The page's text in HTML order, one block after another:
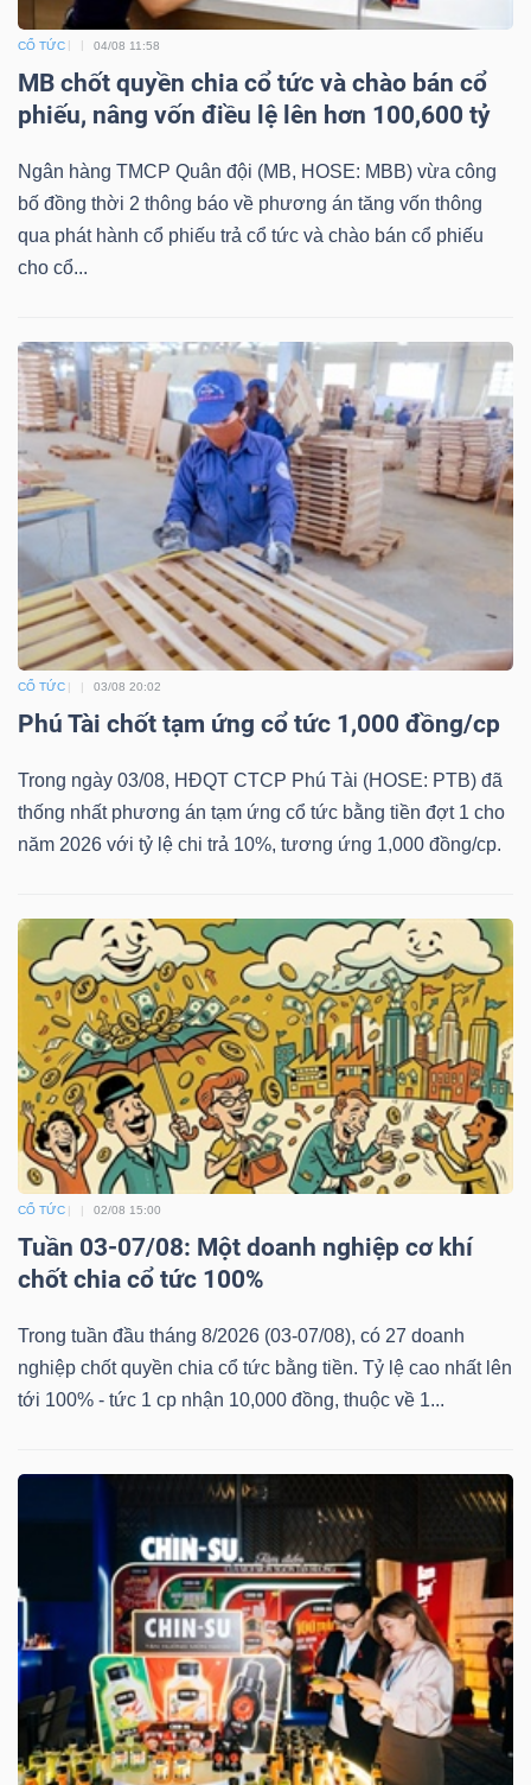
CỔ TỨC 04/08 11:58
MB chốt quyền chia cổ tức và chào bán cổ
phiếu, nâng vốn điều lệ lên hơn 100,600 tỷ
Ngân hàng TMCP Quân đội (MB, HOSE: MBB) vừa công
bố đồng thời 2 thông báo về phương án tăng vốn thông
qua phát hành cổ phiếu trả cổ tức và chào bán cổ phiếu
cho cổ...
CỔ TỨC 03/08 20:02
Phú Tài chốt tạm ứng cổ tức 1,000 đồng/cp
Trong ngày 03/08, HĐQT CTCP Phú Tài (HOSE: PTB) đã
thống nhất phương án tạm ứng cổ tức bằng tiền đợt 1 cho
năm 2026 với tỷ lệ chi trả 10%, tương ứng 1,000 đồng/cp.
CỔ TỨC 02/08 15:00
Tuần 03-07/08: Một doanh nghiệp cơ khí
chốt chia cổ tức 100%
Trong tuần đầu tháng 8/2026 (03-07/08), có 27 doanh
nghiệp chốt quyền chia cổ tức bằng tiền. Tỷ lệ cao nhất lên
tới 100% - tức 1 cp nhận 10,000 đồng, thuộc về 1...